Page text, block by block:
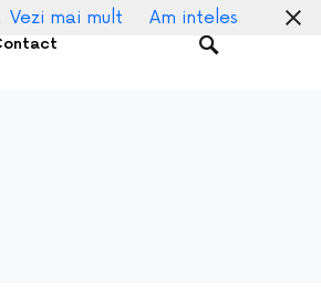
Vezi mai mult Am inteles